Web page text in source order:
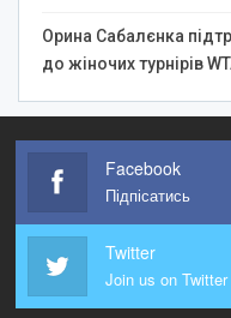
Орина Сабалєнка
до жіночих турнірів
Facebook
Підпісатись
Twitter
Join us on Twitter